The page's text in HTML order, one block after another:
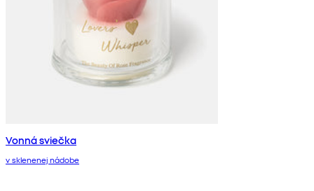
Vonná sviečka
v sklenenej nádobe